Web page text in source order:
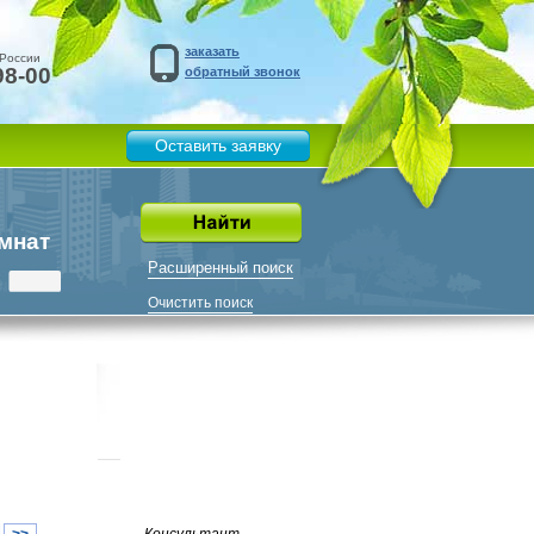
00
заказать
обратный звонок
Оставить заявку
Расширенный поиск
Очистить поиск